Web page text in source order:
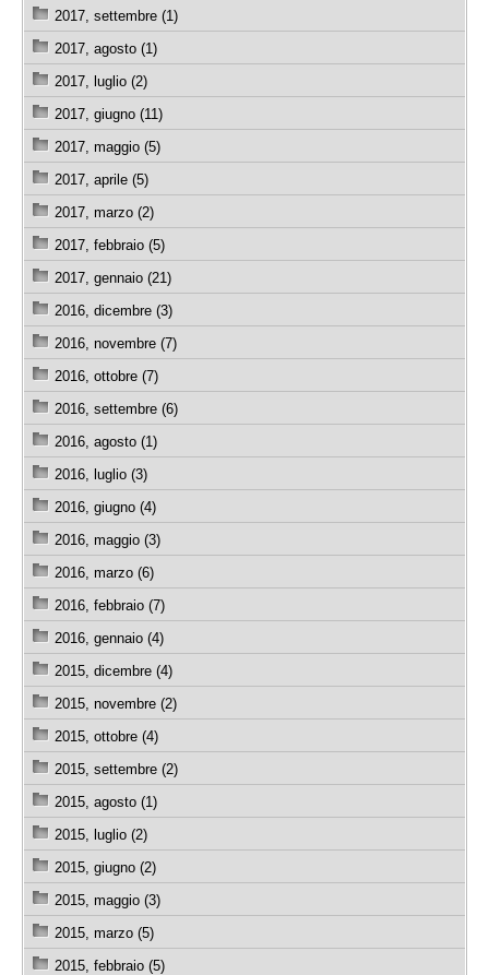
2017, settembre (1)
2017, agosto (1)
2017, luglio (2)
2017, giugno (11)
2017, maggio (5)
2017, aprile (5)
2017, marzo (2)
2017, febbraio (5)
2017, gennaio (21)
2016, dicembre (3)
2016, novembre (7)
2016, ottobre (7)
2016, settembre (6)
2016, agosto (1)
2016, luglio (3)
2016, giugno (4)
2016, maggio (3)
2016, marzo (6)
2016, febbraio (7)
2016, gennaio (4)
2015, dicembre (4)
2015, novembre (2)
2015, ottobre (4)
2015, settembre (2)
2015, agosto (1)
2015, luglio (2)
2015, giugno (2)
2015, maggio (3)
2015, marzo (5)
2015, febbraio (5)